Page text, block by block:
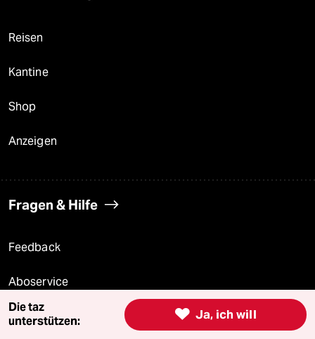
Reisen
Kantine
Shop
Anzeigen
Fragen & Hilfe
Feedback
Aboservice
ePaper Login  Ja, ich will
Die taz
unterstützen: